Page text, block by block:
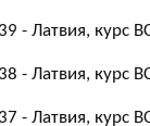
- Латвия, курс
- Латвия, курс
- Латвия, курс